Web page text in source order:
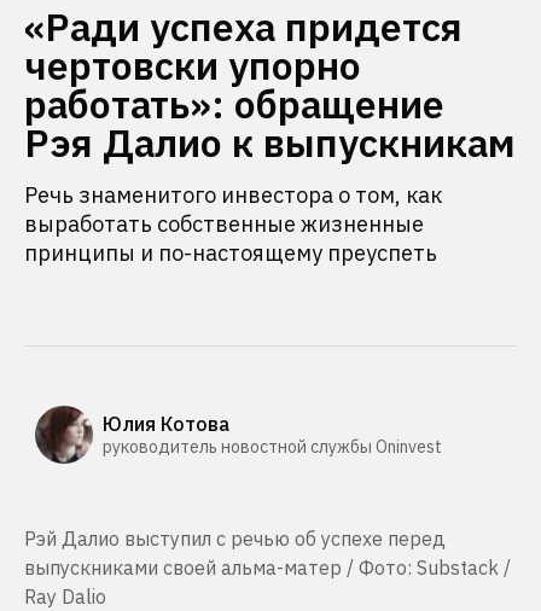
«Ради успеха придется
чертовски упорно
работать»: обращение
Рэя Далио к выпускникам
Речь знаменитого инвестора о том, как
выработать собственные жизненные
принципы и по-настоящему преуспеть
Юлия Котова
руководитель новостной службы Oninvest
Рэй Далио выступил с речью об успехе перед
выпускниками своей альма-матер / Фото: Substack /
Ray Dalio